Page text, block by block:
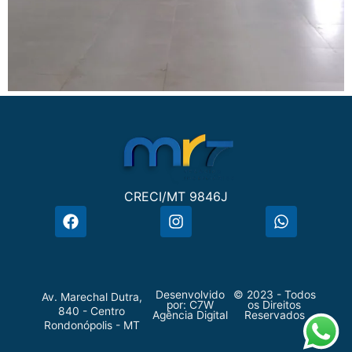
CRECI/MT 9846J
Av. Marechal Dutra,
840 - Centro
Rondonópolis - MT
Desenvolvido
por: C7W
Agência Digital
© 2023 - Todos
os Direitos
Reservados